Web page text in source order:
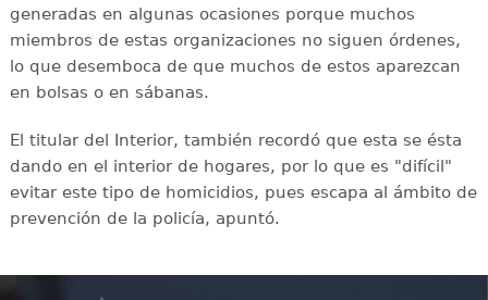
generadas en algunas ocasiones porque muchos
miembros de estas organizaciones no siguen órdenes,
lo que desemboca de que muchos de estos aparezcan
en bolsas o en sábanas.
El titular del Interior, también recordó que esta se ésta
dando en el interior de hogares, por lo que es "difícil"
evitar este tipo de homicidios, pues escapa al ámbito de
prevención de la policía, apuntó.